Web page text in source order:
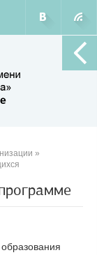
»
образования